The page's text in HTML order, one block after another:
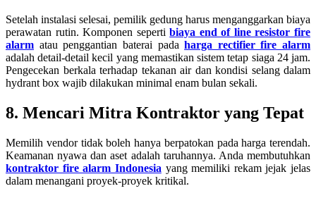
Setelah instalasi selesai, pemilik gedung harus menganggarkan biaya
perawatan rutin. Komponen sepertibiaya end of line resistor fire
alarm atau penggantian baterai padaharga rectifier fire alarm
adalah detail-detail kecil yang memastikan sistem tetap siaga 24 jam.
Pengecekan berkala terhadap tekanan air dan kondisi selang dalam
hydrant box wajib dilakukan minimal enam bulan sekali.
8. Mencari Mitra Kontraktor yang Tepat
Memilih vendor tidak boleh hanya berpatokan pada harga terendah.
Keamanan nyawa dan aset adalah taruhannya. Anda membutuhkan
kontraktor fire alarm Indonesia yang memiliki rekam jejak jelas
dalam menangani proyek-proyek kritikal.